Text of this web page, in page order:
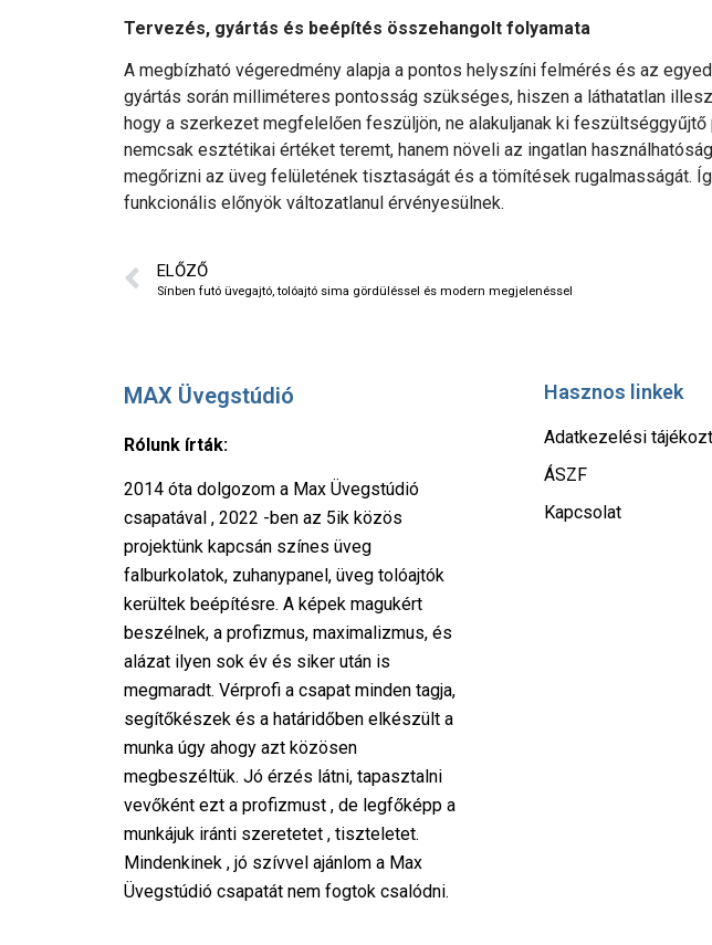
Tervezés, gyártás és beépítés összehangolt folyamata
A megbízható végeredmény alapja a pontos helyszíni felmérés és az
gyártás során milliméteres pontosság szükséges, hiszen a láthatatlan
hogy a szerkezet megfelelően feszüljön, ne alakuljanak ki
nemcsak esztétikai értéket teremt, hanem növeli az ingatlan
megőrizni az üveg felületének tisztaságát és a tömítések rugalmasságát.
funkcionális előnyök változatlanul érvényesülnek.
ELŐZŐ
Sínben futó üvegajtó, tolóajtó sima gördüléssel és modern megjelenéssel
MAX Üvegstúdió
Rólunk írták:
2014 óta dolgozom a Max Üvegstúdió
csapatával , 2022 -ben az 5ik közös
projektünk kapcsán színes üveg
falburkolatok, zuhanypanel, üveg tolóajtók
kerültek beépítésre. A képek magukért
beszélnek, a profizmus, maximalizmus, és
alázat ilyen sok év és siker után is
megmaradt. Vérprofi a csapat minden tagja,
segítőkészek és a határidőben elkészült a
munka úgy ahogy azt közösen
megbeszéltük. Jó érzés látni, tapasztalni
vevőként ezt a profizmust , de legfőképp a
munkájuk iránti szeretetet , tiszteletet.
Mindenkinek , jó szívvel ajánlom a Max
Üvegstúdió csapatát nem fogtok csalódni.
Hasznos linkek
Adatkezelési
ÁSZF
Kapcsolat